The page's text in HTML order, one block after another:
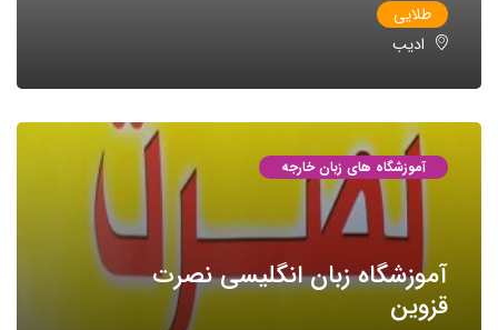
طلایی
ادیب
آموزشگاه های زبان خارجه
آموزشگاه زبان انگلیسی نصرت
قزوین